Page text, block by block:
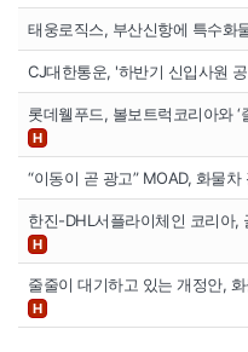
태웅로직스, 부산신항에 특수화
CJ대한통운, '하반기 신입사원
롯데웰푸드, 볼보트럭코리아와
H
“이동이 곧 광고” MOAD, 화물
한진-DHL서플라이체인 코리아,
H
줄줄이 대기하고 있는 개정안,
H